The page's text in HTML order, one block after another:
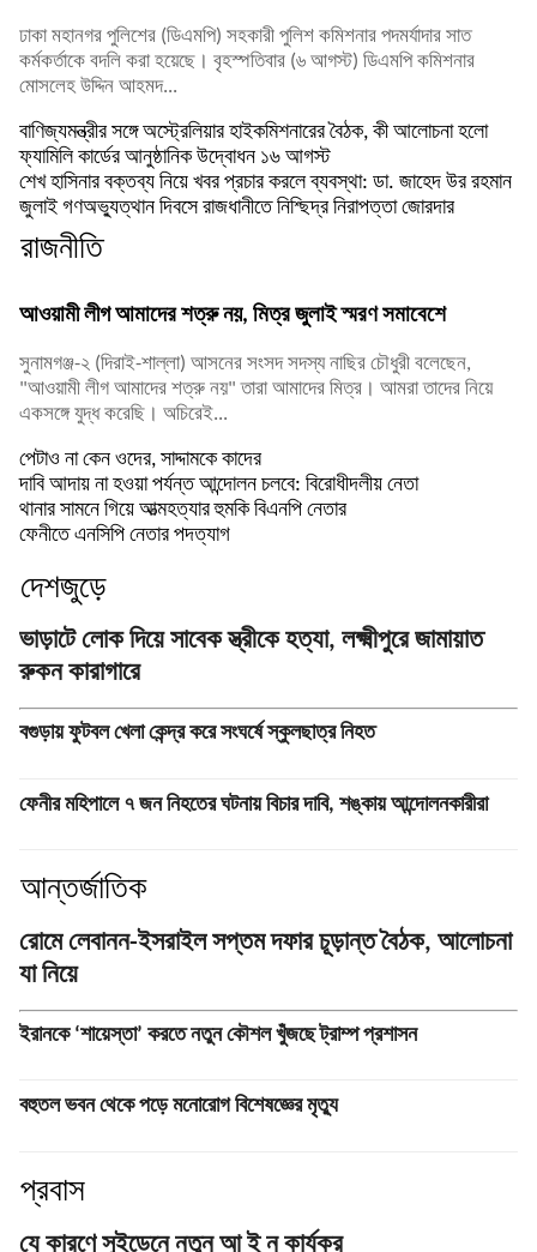
ঢাকা মহানগর পুলিশের (ডিএমপি) সহকারী পুলিশ কমিশনার পদমর্যাদার সাত
কর্মকর্তাকে বদলি করা হয়েছে। বৃহস্পতিবার (৬ আগস্ট) ডিএমপি কমিশনার
মোসলেহ উদ্দিন আহমদ...
বাণিজ্যমন্ত্রীর সঙ্গে অস্ট্রেলিয়ার হাইকমিশনারের বৈঠক, কী আলোচনা হলো
ফ্যামিলি কার্ডের আনুষ্ঠানিক উদ্বোধন ১৬ আগস্ট
শেখ হাসিনার বক্তব্য নিয়ে খবর প্রচার করলে ব্যবস্থা: ডা. জাহেদ উর রহমান
জুলাই গণঅভ্যুত্থান দিবসে রাজধানীতে নিশ্ছিদ্র নিরাপত্তা জোরদার
রাজনীতি
আওয়ামী লীগ আমাদের শত্রু নয়, মিত্র জুলাই স্মরণ সমাবেশে
সুনামগঞ্জ-২ (দিরাই-শাল্লা) আসনের সংসদ সদস্য নাছির চৌধুরী বলেছেন,
"আওয়ামী লীগ আমাদের শত্রু নয়" তারা আমাদের মিত্র। আমরা তাদের নিয়ে
একসঙ্গে যুদ্ধ করেছি। অচিরেই...
পেটাও না কেন ওদের, সাদ্দামকে কাদের
দাবি আদায় না হওয়া পর্যন্ত আন্দোলন চলবে: বিরোধীদলীয় নেতা
থানার সামনে গিয়ে আত্মহত্যার হুমকি বিএনপি নেতার
ফেনীতে এনসিপি নেতার পদত্যাগ
দেশজুড়ে
ভাড়াটে লোক দিয়ে সাবেক স্ত্রীকে হত্যা, লক্ষ্মীপুরে জামায়াত
রুকন কারাগারে
বগুড়ায় ফুটবল খেলা কেন্দ্র করে সংঘর্ষে স্কুলছাত্র নিহত
ফেনীর মহিপালে ৭ জন নিহতের ঘটনায় বিচার দাবি, শঙ্কায় আন্দোলনকারীরা
আন্তর্জাতিক
রোমে লেবানন-ইসরাইল সপ্তম দফার চূড়ান্ত বৈঠক, আলোচনা
যা নিয়ে
ইরানকে ‘শায়েস্তা’ করতে নতুন কৌশল খুঁজছে ট্রাম্প প্রশাসন
বহুতল ভবন থেকে পড়ে মনোরোগ বিশেষজ্ঞের মৃত্যু
প্রবাস
যে কারণে সুইডেনে নতুন আ ই ন কার্যকর